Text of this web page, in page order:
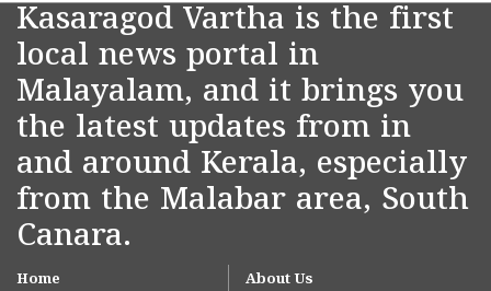
Kasaragod Vartha is the first
local news portal in
Malayalam, and it brings you
the latest updates from in
and around Kerala, especially
from the Malabar area, South
Canara.
Home About Us